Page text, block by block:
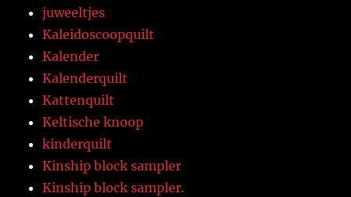
juweeltjes
Kaleidoscoopquilt
Kalender
Kalenderquilt
Kattenquilt
Keltische knoop
kinderquilt
Kinship block sampler
Kinship block sampler.